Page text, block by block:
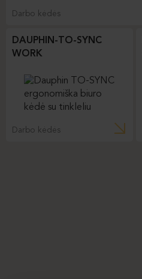
Darbo kėdės
DAUPHIN-TO-SYNC
WORK
Darbo kėdės